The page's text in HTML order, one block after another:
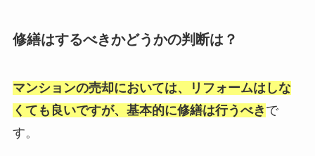
修繕はするべきかどうかの判断は？
マンションの売却においては、リフォームはしな
くても良いですが、基本的に修繕は行うべき で
す。